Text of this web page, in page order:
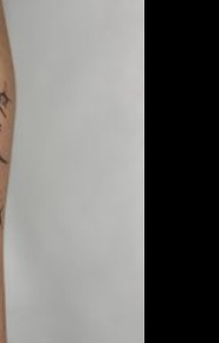
/ Line work / Fineline /